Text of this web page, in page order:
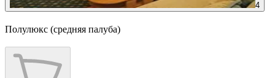
4
Полулюкс (средняя палуба)